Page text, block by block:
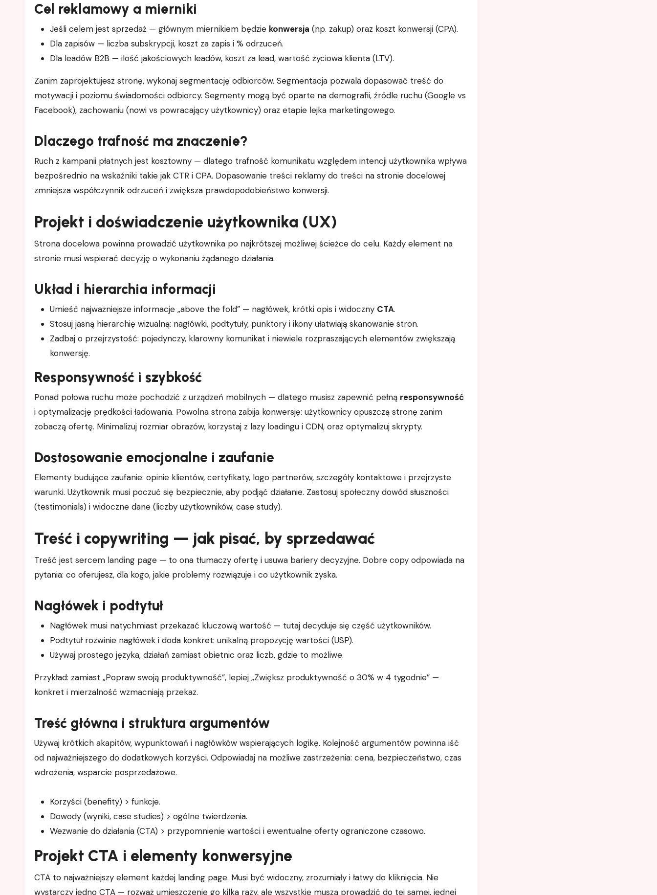
Cel reklamowy a mierniki
Jeśli celem jest sprzedaż — głównym miernikiem będzie konwersja (np. zakup) oraz koszt konwersji (CPA).
Dla zapisów — liczba subskrypcji, koszt za zapis i % odrzuceń.
Dla leadów B2B — ilość jakościowych leadów, koszt za lead, wartość życiowa klienta (LTV).
Zanim zaprojektujesz stronę, wykonaj segmentację odbiorców. Segmentacja pozwala dopasować treść do
motywacji i poziomu świadomości odbiorcy. Segmenty mogą być oparte na demografii, źródle ruchu (Google vs
Facebook), zachowaniu (nowi vs powracający użytkownicy) oraz etapie lejka marketingowego.
Dlaczego trafność ma znaczenie?
Ruch z kampanii płatnych jest kosztowny — dlatego trafność komunikatu względem intencji użytkownika wpływa
bezpośrednio na wskaźniki takie jak CTR i CPA. Dopasowanie treści reklamy do treści na stronie docelowej
zmniejsza współczynnik odrzuceń i zwiększa prawdopodobieństwo konwersji.
Projekt i doświadczenie użytkownika (UX)
Strona docelowa powinna prowadzić użytkownika po najkrótszej możliwej ścieżce do celu. Każdy element na
stronie musi wspierać decyzję o wykonaniu żądanego działania.
Układ i hierarchia informacji
Umieść najważniejsze informacje „above the fold” — nagłówek, krótki opis i widoczny CTA.
Stosuj jasną hierarchię wizualną: nagłówki, podtytuły, punktory i ikony ułatwiają skanowanie stron.
Zadbaj o przejrzystość: pojedynczy, klarowny komunikat i niewiele rozpraszających elementów zwiększają
konwersję.
Responsywność i szybkość
Ponad połowa ruchu może pochodzić z urządzeń mobilnych — dlatego musisz zapewnić pełną responsywność
i optymalizację prędkości ładowania. Powolna strona zabija konwersję: użytkownicy opuszczą stronę zanim
zobaczą ofertę. Minimalizuj rozmiar obrazów, korzystaj z lazy loadingu i CDN, oraz optymalizuj skrypty.
Dostosowanie emocjonalne i zaufanie
Elementy budujące zaufanie: opinie klientów, certyfikaty, logo partnerów, szczegóły kontaktowe i przejrzyste
warunki. Użytkownik musi poczuć się bezpiecznie, aby podjąć działanie. Zastosuj społeczny dowód słuszności
(testimonials) i widoczne dane (liczby użytkowników, case study).
Treść i copywriting — jak pisać, by sprzedawać
Treść jest sercem landing page — to ona tłumaczy ofertę i usuwa bariery decyzyjne. Dobre copy odpowiada na
pytania: co oferujesz, dla kogo, jakie problemy rozwiązuje i co użytkownik zyska.
Nagłówek i podtytuł
Nagłówek musi natychmiast przekazać kluczową wartość — tutaj decyduje się część użytkowników.
Podtytuł rozwinie nagłówek i doda konkret: unikalną propozycję wartości (USP).
Używaj prostego języka, działań zamiast obietnic oraz liczb, gdzie to możliwe.
Przykład: zamiast „Popraw swoją produktywność”, lepiej „Zwiększ produktywność o 30% w 4 tygodnie” —
konkret i mierzalność wzmacniają przekaz.
Treść główna i struktura argumentów
Używaj krótkich akapitów, wypunktowań i nagłówków wspierających logikę. Kolejność argumentów powinna iść
od najważniejszego do dodatkowych korzyści. Odpowiadaj na możliwe zastrzeżenia: cena, bezpieczeństwo, czas
wdrożenia, wsparcie posprzedażowe.
Korzyści (benefity) > funkcje.
Dowody (wyniki, case studies) > ogólne twierdzenia.
Wezwanie do działania (CTA) > przypomnienie wartości i ewentualne oferty ograniczone czasowo.
Projekt CTA i elementy konwersyjne
CTA to najważniejszy element każdej landing page. Musi być widoczny, zrozumiały i łatwy do kliknięcia. Nie
wystarczy jedno CTA — rozważ umieszczenie go kilka razy, ale wszystkie muszą prowadzić do tej samej, jednej